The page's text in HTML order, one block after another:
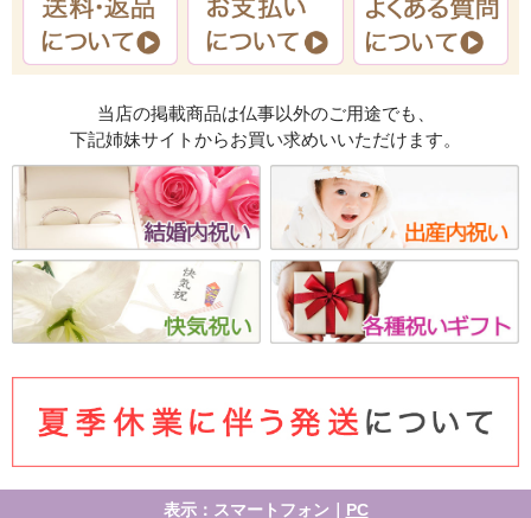
当店の掲載商品は仏事以外のご用途でも、
下記姉妹サイトからお買い求めいいただけます。
表示：スマートフォン｜ PC